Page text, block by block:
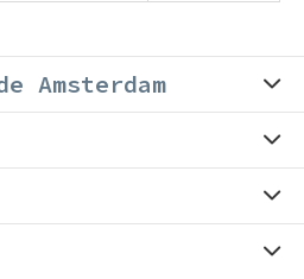
Amsterdam